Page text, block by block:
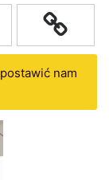
nam